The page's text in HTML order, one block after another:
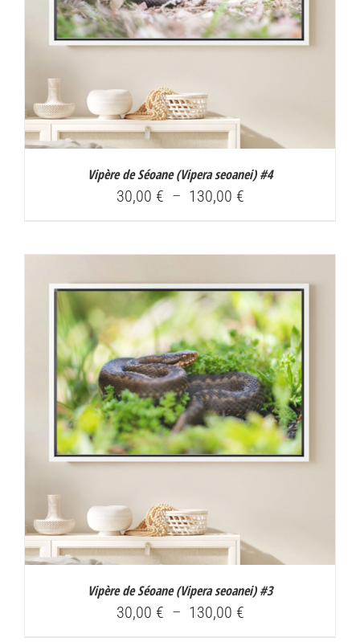
Vipère de Séoane (Vipera seoanei) #4
30,00 € – 130,00 €Plage
à
130,00 €
Vipère de Séoane (Vipera seoanei) #3
30,00 € – 130,00 €Plage